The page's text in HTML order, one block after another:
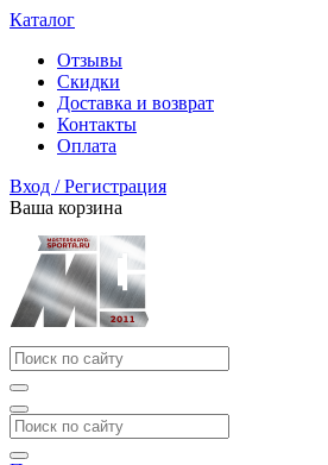
Каталог
Отзывы
Скидки
Доставка и возврат
Контакты
Оплата
Вход / Регистрация
Ваша корзина